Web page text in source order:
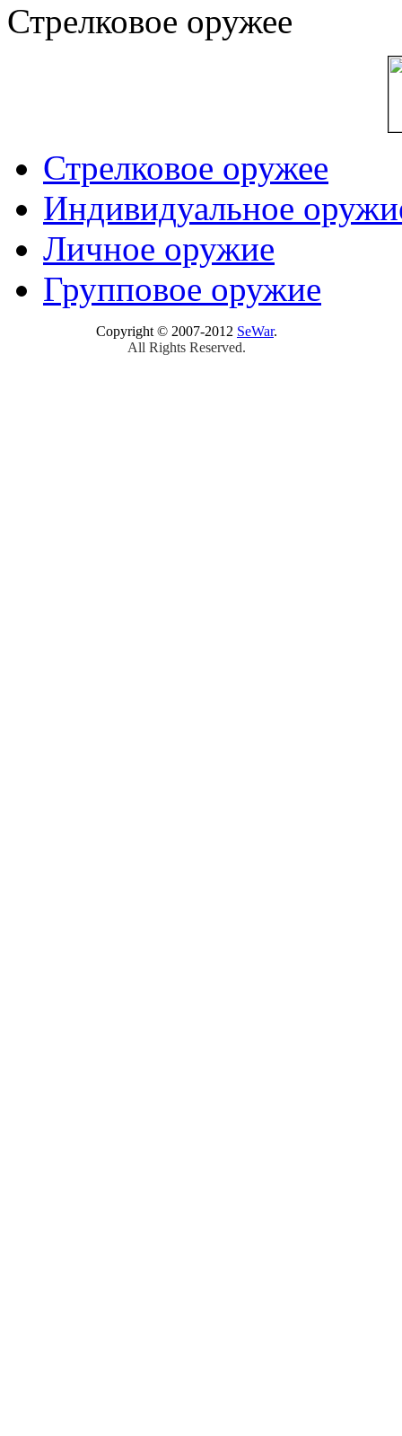
Стрелковое оружее
Стрелковое оружее
Индивидуальное
Личное оружие
Групповое оружие
Copyright © 2007-2012 SeWar.
All Rights Reserved.